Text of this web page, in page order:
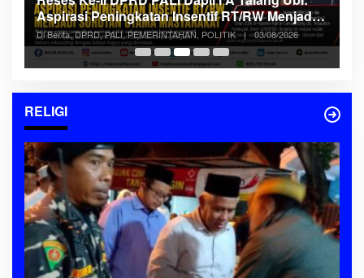
Aspirasi Peningkatan Insentif RT/RW Menjadi
Sorotan Utama Masyarakat
Di Berita, DPRD, PALI, PEMERINTAHAN, POLITIK | 03/08/2026
RELIGI